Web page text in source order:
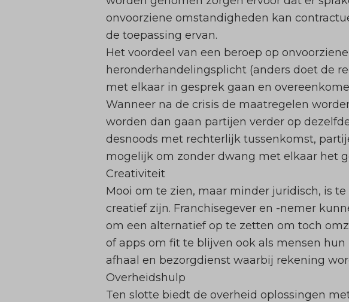
onvoorziene omstandigheden kan
de toepassing ervan.
Het voordeel van een beroep op
heronderhandelingsplicht (anders doet de
met elkaar in gesprek gaan en
Wanneer na de crisis de maatregelen
worden dan gaan partijen verder op
desnoods met rechterlijk tussenkomst,
mogelijk om zonder dwang met elkaar het
Creativiteit
Mooi om te zien, maar minder juridisch, is
creatief zijn. Franchisegever en -nemer
om een alternatief op te zetten om toch
of apps om fit te blijven ook als mensen
afhaal en bezorgdienst waarbij rekening
Overheidshulp
Ten slotte biedt de overheid oplossingen